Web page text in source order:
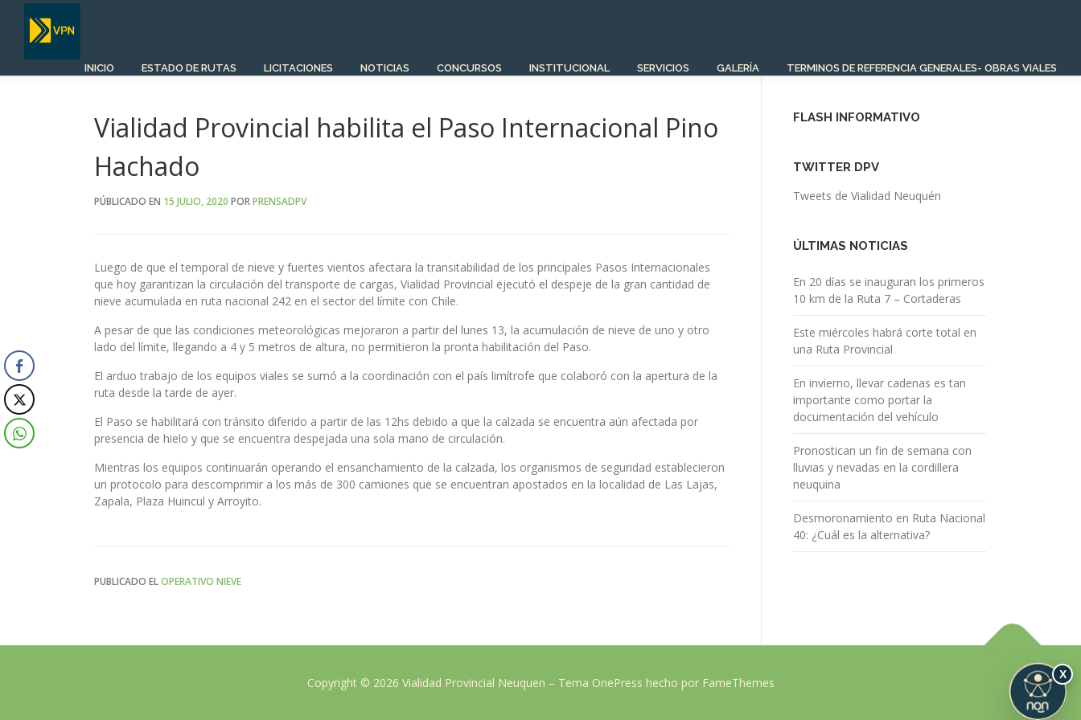
Saltar
contenido
INICIO ESTADO DE RUTAS LICITACIONES NOTICIAS CONCURSOS INSTITUCIONAL SERVICIOS GALERÍA TERMINOS DE REFERENCIA GENERALES- OBRAS VIALES
Vialidad Provincial habilita el Paso Internacional Pino
Hachado
PÚBLICADO EN 15 JULIO, 2020 PORPRENSADPV
Luego de que el temporal de nieve y fuertes vientos afectara la transitabilidad de los principales Pasos Internacionales
que hoy garantizan la circulación del transporte de cargas, Vialidad Provincial ejecutó el despeje de la gran cantidad de
nieve acumulada en ruta nacional 242 en el sector del límite con Chile.
A pesar de que las condiciones meteorológicas mejoraron a partir del lunes 13, la acumulación de nieve de uno y otro
lado del límite, llegando a 4 y 5 metros de altura, no permitieron la pronta habilitación del Paso.
El arduo trabajo de los equipos viales se sumó a la coordinación con el país limítrofe que colaboró con la apertura de la
ruta desde la tarde de ayer.
El Paso se habilitará con tránsito diferido a partir de las 12hs debido a que la calzada se encuentra aún afectada por
presencia de hielo y que se encuentra despejada una sola mano de circulación.
Mientras los equipos continuarán operando el ensanchamiento de la calzada, los organismos de seguridad establecieron
un protocolo para descomprimir a los más de 300 camiones que se encuentran apostados en la localidad de Las Lajas,
Zapala, Plaza Huincul y Arroyito.
PUBLICADO ELOPERATIVO NIEVE
FLASH INFORMATIVO
TWITTER DPV
Tweets de Vialidad Neuquén
ÚLTIMAS NOTICIAS
En 20 días se inauguran los primeros
10 km de la Ruta 7 – Cortaderas
Este miércoles habrá corte total en
una Ruta Provincial
En invierno, llevar cadenas es tan
importante como portar la
documentación del vehículo
Pronostican un fin de semana con
lluvias y nevadas en la cordillera
neuquina
Desmoronamiento en Ruta Nacional
40: ¿Cuál es la alternativa?
Copyright © 2026 Vialidad Provincial Neuquen – Tema OnePress hecho por FameThemes
X